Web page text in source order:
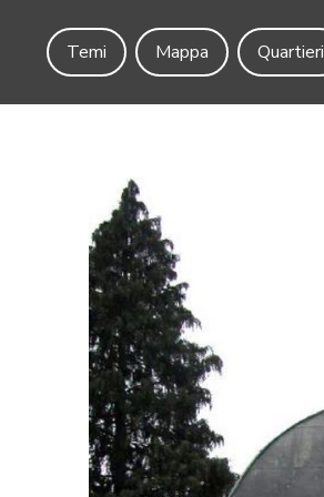
Temi
Mappa Quartieri